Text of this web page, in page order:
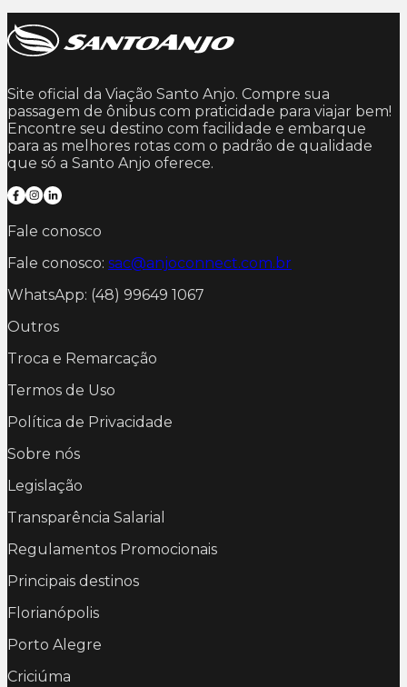
Site oficial da Viação Santo Anjo. Compre sua
passagem de ônibus com praticidade para viajar bem!
Encontre seu destino com facilidade e embarque
para as melhores rotas com o padrão de qualidade
que só a Santo Anjo oferece.
Fale conosco
Fale conosco: sac@anjoconnect.com.br
WhatsApp: (48) 99649 1067
Outros
Troca e Remarcação
Termos de Uso
Política de Privacidade
Sobre nós
Legislação
Transparência Salarial
Regulamentos Promocionais
Principais destinos
Florianópolis
Porto Alegre
Criciúma